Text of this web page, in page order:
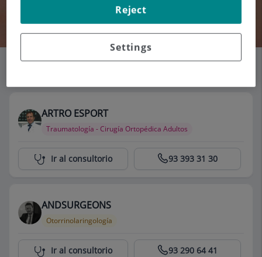
Buscar
ARTRO ESPORT
Traumatología - Cirugía Ortopédica Adultos
Centro Médico Teknon 93 393 31 30
Ir al consultorio
ANDSURGEONS
Otorrinolaringología
Centro Médico Teknon 93 290 64 41
Ir al consultorio
Settings
Reject